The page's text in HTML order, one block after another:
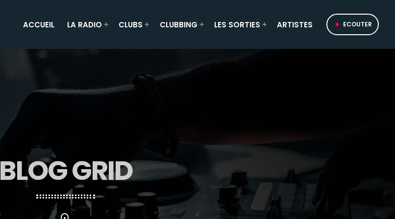
ACCUEIL LA RADIO CLUBS CLUBBING LES SORTIES ARTISTES play_arrow ECOUTER
BLOG GRID